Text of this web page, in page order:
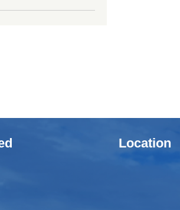
Location